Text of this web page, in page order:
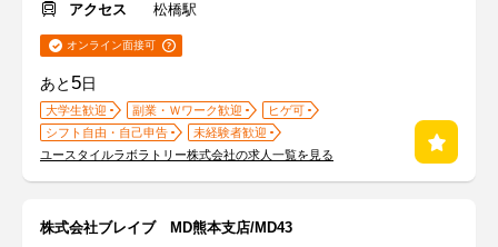
アクセス
松橋駅
オンライン面接可
あと 5日
大学生歓迎 副業・Ｗワーク歓迎
ヒゲ可
シフト自由・自己申告
未経験者歓迎
ユースタイルラボラトリー株式会社の求人一覧を見る
株式会社ブレイブ MD熊本支店/MD43